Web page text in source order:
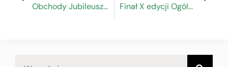
Obchody Jubileuszu 50-lecia powstania Izby Rzemieślniczej Mazowsza, Kurpi i Podlasia w Warszawie Finał X edycji Ogólnopolskiego Konkursu „Jakie znasz zawody?”